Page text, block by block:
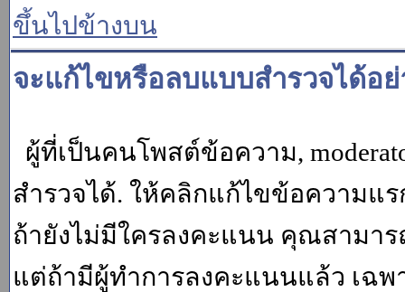
ขึ้นไปข้างบน
จะแก้ไขหรือลบแบบสำรวจได้อย่
ผู้ที่เป็นคนโพสต์ข้อความ,
สำรวจได้. ให้คลิกแก้ไขข้อความแ
ถ้ายังไม่มีใครลงคะแนน คุณสามา
แต่ถ้ามีผู้ทำการลงคะแนนแล้ว เฉพา